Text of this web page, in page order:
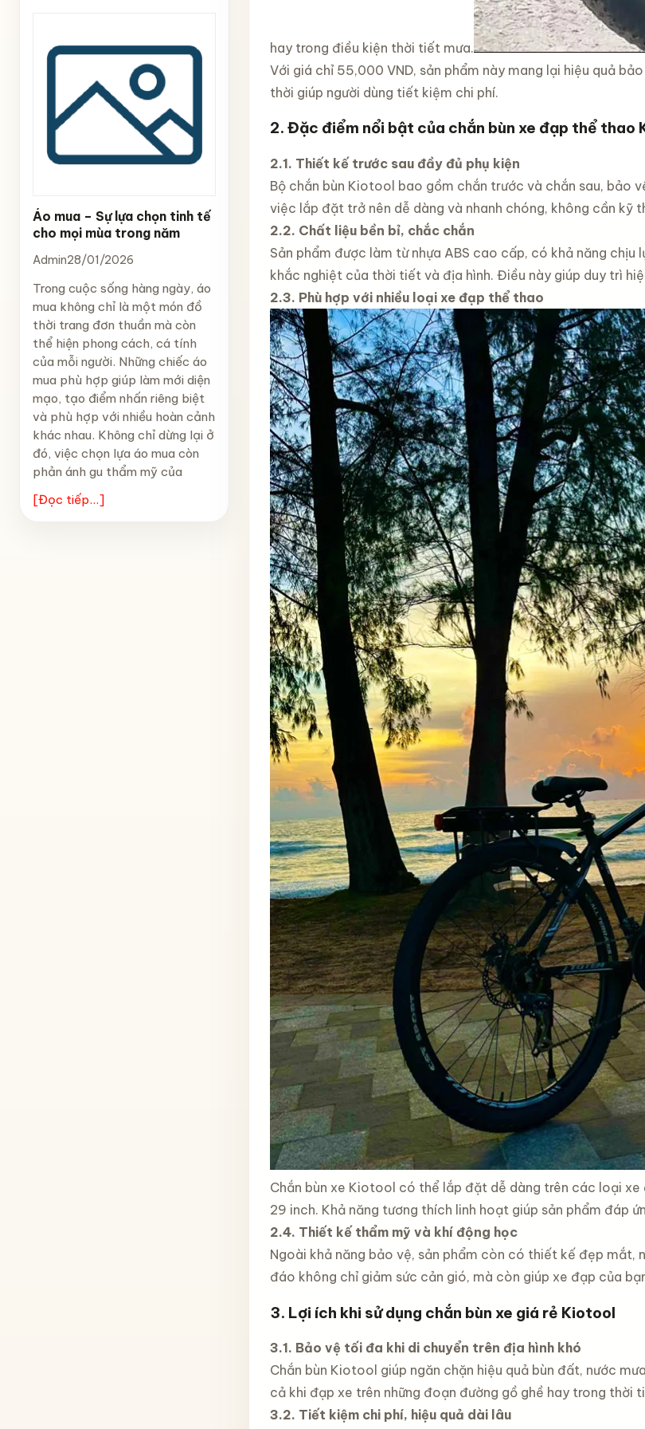
Áo mua – Sự lựa chọn tinh tế
cho mọi mùa trong năm
Admin28/01/2026
Trong cuộc sống hàng ngày, áo
mua không chỉ là một món đồ
thời trang đơn thuần mà còn
thể hiện phong cách, cá tính
của mỗi người. Những chiếc áo
mua phù hợp giúp làm mới diện
mạo, tạo điểm nhấn riêng biệt
và phù hợp với nhiều hoàn cảnh
khác nhau. Không chỉ dừng lại ở
đó, việc chọn lựa áo mua còn
phản ánh gu thẩm mỹ của
[Đọc tiếp...]
hay trong điều kiện thời tiết mưa.
Với giá chỉ 55,000 VND, sản phẩm này mang lại hiệu quả
thời giúp người dùng tiết kiệm chi phí.
2. Đặc điểm nổi bật của chắn bùn xe đạp thể thao
2.1. Thiết kế trước sau đầy đủ phụ kiện
Bộ chắn bùn Kiotool bao gồm chắn trước và chắn sau, bảo
việc lắp đặt trở nên dễ dàng và nhanh chóng, không cần kỹ
2.2. Chất liệu bền bỉ, chắc chắn
Sản phẩm được làm từ nhựa ABS cao cấp, có khả năng
khắc nghiệt của thời tiết và địa hình. Điều này giúp duy trì
2.3. Phù hợp với nhiều loại xe đạp thể thao
Chắn bùn xe Kiotool có thể lắp đặt dễ dàng trên các loại
29 inch. Khả năng tương thích linh hoạt giúp sản phẩm đáp
2.4. Thiết kế thẩm mỹ và khí động học
Ngoài khả năng bảo vệ, sản phẩm còn có thiết kế đẹp
đáo không chỉ giảm sức cản gió, mà còn giúp xe đạp của
3. Lợi ích khi sử dụng chắn bùn xe giá rẻ Kiotool
3.1. Bảo vệ tối đa khi di chuyển trên địa hình khó
Chắn bùn Kiotool giúp ngăn chặn hiệu quả bùn đất, nước
cả khi đạp xe trên những đoạn đường gồ ghề hay trong thời
3.2. Tiết kiệm chi phí, hiệu quả dài lâu